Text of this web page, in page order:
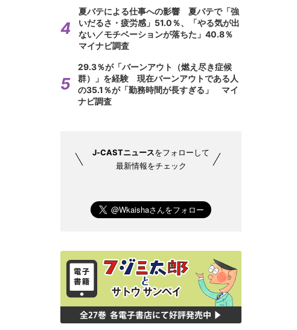
夏バテによる仕事への影響 夏バテで「強
いだるさ・疲労感」51.0％、「やる気が出
ない／モチベーションが落ちた」40.8％
マイナビ調査
29.3％が「バーンアウト（燃え尽き症候
群）」を経験 現在バーンアウトである人
の35.1％が「勤務時間が長すぎる」 マイ
ナビ調査
J-CASTニュースをフォローして
最新情報をチェック